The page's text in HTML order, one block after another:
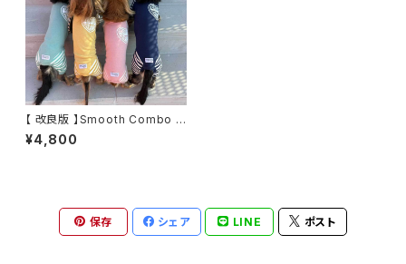
【 改良版 】Smooth Combo H
EART Romper (4カラー)
¥4,800
保存 シェア LINE ポスト